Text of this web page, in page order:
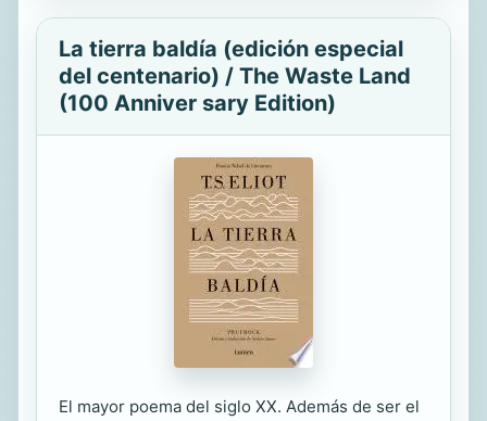
La tierra baldía (edición especial
del centenario) / The Waste Land
(100 Anniver sary Edition)
El mayor poema del siglo XX. Además de ser el